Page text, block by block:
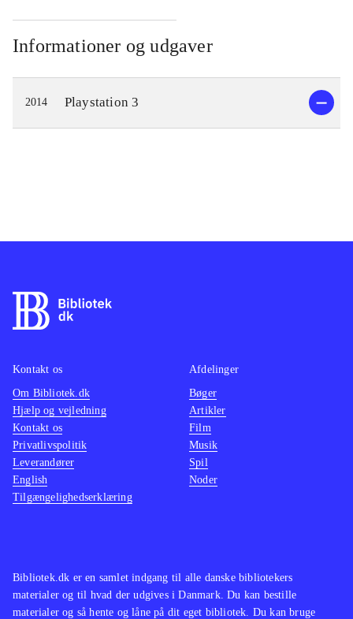
vil forhindre dem i at opnå det. De
bliver taget til fange af Zir, der leder
Genomirai kirken og er ved at lave
en farlig magisk sang. Gameplay
minder om det fra andre spil i
genren. Man bevæger sig rundt og
kende og forstår opgaven der skal
våben er magiske sange, der øger
chancen for at klare modstanderne
byder på et gennemført mytologisk
mangaunivers. Historien er dog
forholdsvis kompleks, så man skal
bruge tid på at forstå den for at få det
fulde udbytte og affinde sig med
mange lange dialoger. Pegi er 16 og
der er ikon for sex, hvilket dog er ret
serierne Final fantasy og Dragon
quest. Ni no Kuni er et eksempel på
Informationer og udgaver
2014 Playstation 3
Bibliotek.dk er en samlet indgang til alle danske bibliotekers
materialer og til hvad der udgives i Danmark. Du kan bestille
materialer og så hente og låne på dit eget bibliotek. Du kan bruge
Kontakt os
Om Bibliotek.dk
Hjælp og vejledning
Kontakt os
Privatlivspolitik
Leverandører
English
Tilgængelighedserklæring
Afdelinger
Bøger
Artikler
Film
Musik
Spil
Noder